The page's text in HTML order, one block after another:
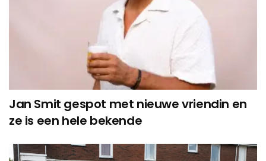
Jan Smit gespot met nieuwe vriendin en
ze is een hele bekende